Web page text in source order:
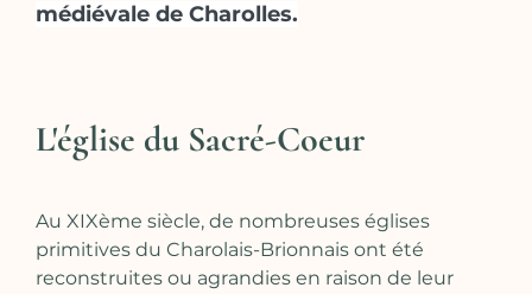
médiévale de Charolles.
L'église du Sacré-Coeur
Au XIXème siècle, de nombreuses églises
primitives du Charolais-Brionnais ont été
reconstruites ou agrandies en raison de leur